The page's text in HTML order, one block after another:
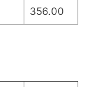
356.00